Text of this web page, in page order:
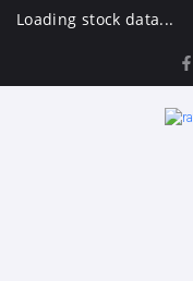
Loading stock data...